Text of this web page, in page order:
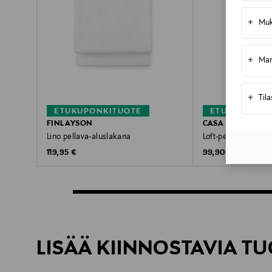
+
+
+
ETUKUPONKITUOTE
FINLAYSON
Lino pellava-aluslakana
Original Price
119,95 €
CASA STOCKMANN
Loft-pellavalakana
Original Price
99,90 €
LISÄÄ KIINNOSTAVIA